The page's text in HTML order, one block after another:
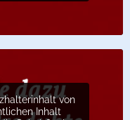
von
Inhalt